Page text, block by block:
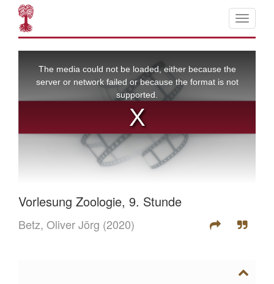
Vorlesung Zoologie, 9. Stunde
Betz, Oliver Jörg (2020)